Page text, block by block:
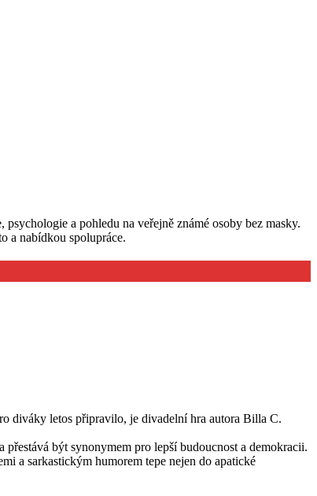
a pohledu na veřejně známé osoby bez masky.
a nabídkou spolupráce.
diváky letos připravilo, je divadelní hra autora Billa C.
být synonymem pro lepší budoucnost a demokracii.
a sarkastickým humorem tepe nejen do apatické